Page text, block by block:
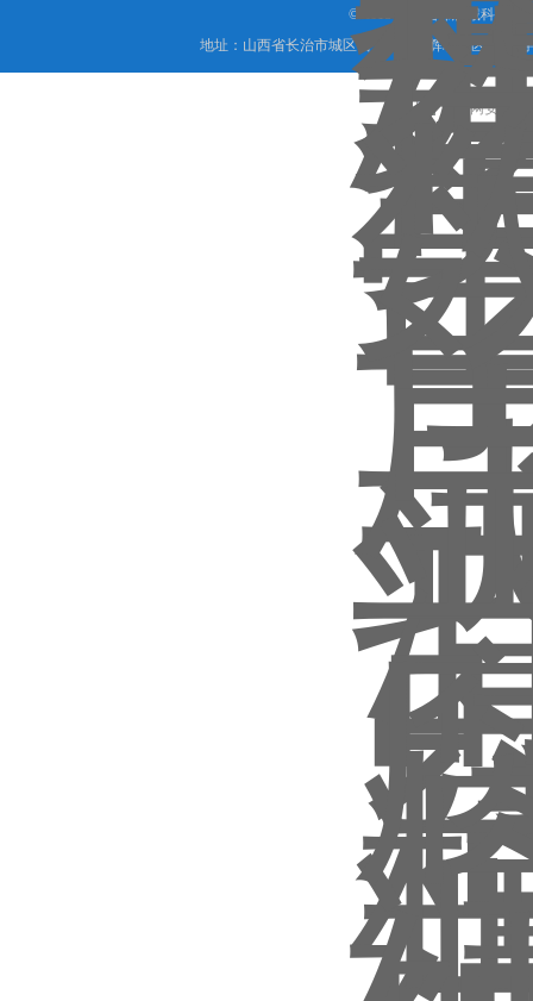
© 2018 山西信伟慧诚科技有
地址：山西省长治市城区西大街下梅辉坡小区8号写
晋公网安备